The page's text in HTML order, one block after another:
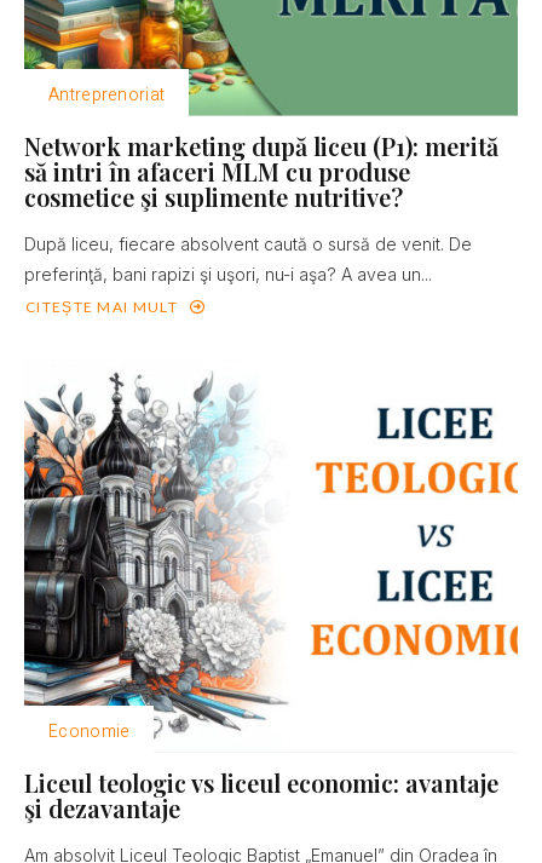
Antreprenoriat
Network marketing după liceu (P1): merită
să intri în afaceri MLM cu produse
cosmetice şi suplimente nutritive?
După liceu, fiecare absolvent caută o sursă de venit. De
preferinţă, bani rapizi şi uşori, nu-i aşa? A avea un...
CITEȘTE MAI MULT
Economie
Liceul teologic vs liceul economic: avantaje
şi dezavantaje
Am absolvit Liceul Teologic Baptist „Emanuel” din Oradea în